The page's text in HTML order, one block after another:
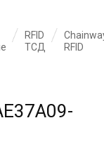
RFID
ТСД
RFID